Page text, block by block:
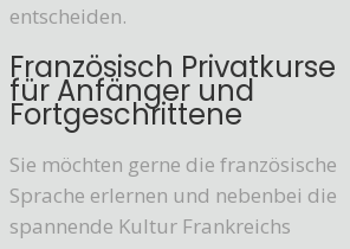
entscheiden.
Französisch Privatkurse
für Anfänger und
Fortgeschrittene
Sie möchten gerne die französische
Sprache erlernen und nebenbei die
spannende Kultur Frankreichs